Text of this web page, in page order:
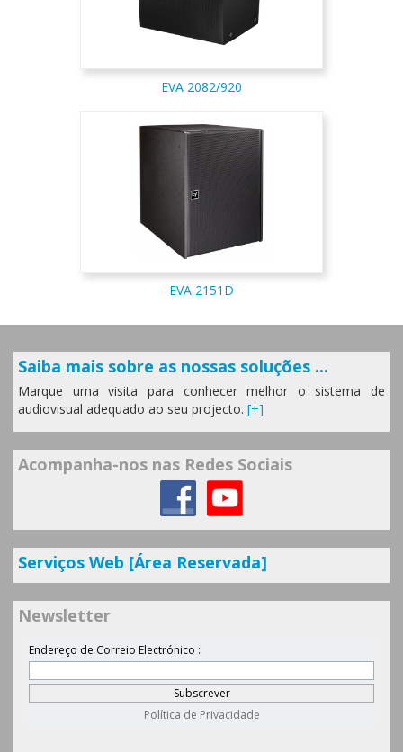
EVA 2082/920
EVA 2151D
Saiba mais sobre as nossas soluções ...
Marque uma visita para conhecer melhor o sistema de
audiovisual adequado ao seu projecto. [+]
Acompanha-nos nas Redes Sociais
Serviços Web [Área Reservada]
Newsletter